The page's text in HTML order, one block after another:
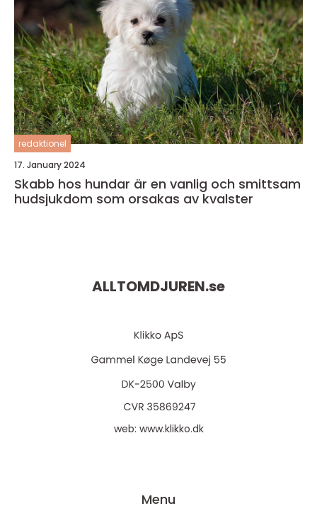
redaktionel
17. January 2024
Skabb hos hundar är en vanlig och smittsam
hudsjukdom som orsakas av kvalster
ALLTOMDJUREN.se
web: www.klikko.dk
Menu